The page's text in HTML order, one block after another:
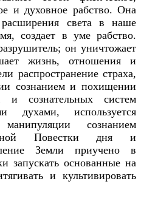
и духовное рабство. Она
расширения света в наше
создает в уме рабство.
он уничтожает
жизнь, отношения и
распространение страха,
сознанием и похищении
и сознательных систем
духами, используется
сознанием
Повестки дня и
Земли приучено в
запускать основанные на
и культивировать